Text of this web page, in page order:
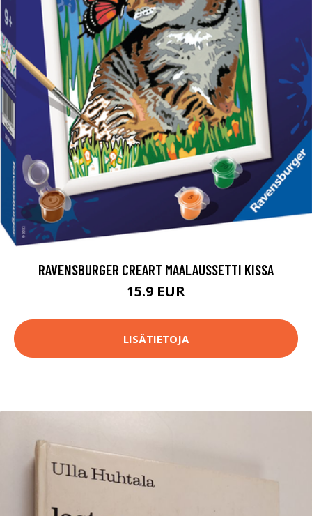
RAVENSBURGER CREART MAALAUSSETTI KISSA
15.9 EUR
LISÄTIETOJA